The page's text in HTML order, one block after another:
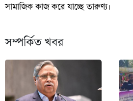
সামাজিক কাজ করে যাচ্ছে তারুণ্য।
সম্পর্কিত খবর